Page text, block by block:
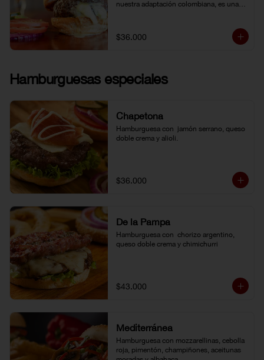
nuestra adaptación colombiana, es una
sabor.
$36.000
Hamburguesas especiales
Chapetona
Hamburguesa con  jamón serrano, queso
doble crema y alioli.
$36.000
De la Pampa
Hamburguesa con  chorizo argentino,
queso doble crema y chimichurri
$43.000
Mediterránea
Hamburguesa con mozzarellinas, cebolla
roja, pimentón, champiñones, aceitunas